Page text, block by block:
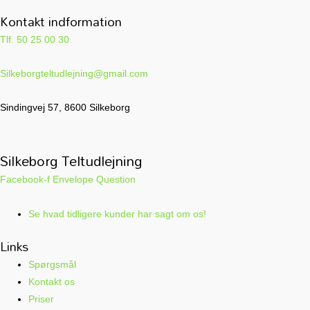
Kontakt indformation
Tlf. 50 25 00 30
Silkeborgteltudlejning@gmail.com
Sindingvej 57, 8600 Silkeborg
Silkeborg Teltudlejning
Facebook-f Envelope Question
Se hvad tidligere kunder har sagt om os!
Links
Spørgsmål
Kontakt os
Priser